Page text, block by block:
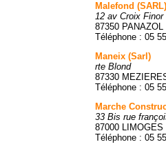
Malefond (SARL)
12 av Croix Finor
87350 PANAZOL
Téléphone : 05
Maneix (Sarl)
rte Blond
87330
Téléphone : 05
Marche
33 Bis rue
87000 LIMOGES
Téléphone : 05